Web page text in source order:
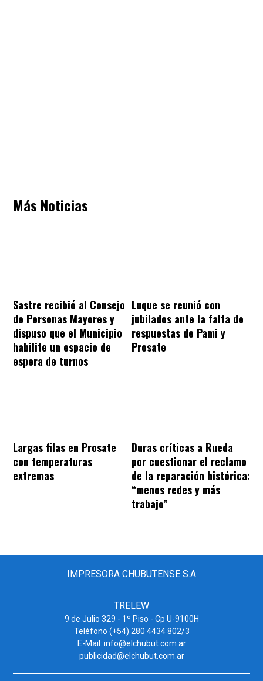
Más Noticias
Sastre recibió al Consejo
de Personas Mayores y
dispuso que el Municipio
habilite un espacio de
espera de turnos
Luque se reunió con
jubilados ante la falta de
respuestas de Pami y
Prosate
Largas filas en Prosate
con temperaturas
extremas
Duras críticas a Rueda
por cuestionar el reclamo
de la reparación histórica:
“menos redes y más
trabajo”
IMPRESORA CHUBUTENSE S.A
TRELEW
9 de Julio 329 - 1º Piso - Cp U-9100H
Teléfono (+54) 280 4434 802/3
E-Mail: info@elchubut.com.ar
publicidad@elchubut.com.ar